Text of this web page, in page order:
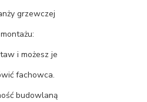
grzewczej
i możesz je
fachowca.
budowlaną